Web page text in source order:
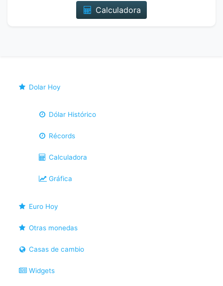
Calculadora
Dolar Hoy
Dólar Histórico
Récords
Calculadora
Gráfica
Euro Hoy
Otras monedas
Casas de cambio
Widgets